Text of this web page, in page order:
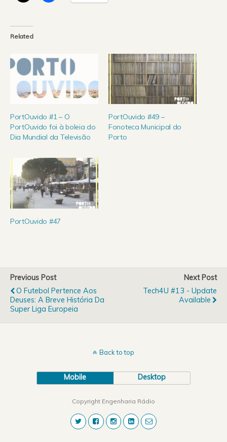
Related
PortOuvido #1 – O
PortOuvido foi à boleia do
Dia Mundial da Televisão
PortOuvido #49 –
Fonoteca Municipal do
Porto
PortOuvido #47
Previous Post
O Futebol Pertence Aos
Deuses: A Breve História Da
Super Liga Europeia
Next Post
Tech4U #13 - Update
Available
Back to top
Mobile Desktop
Copyright Engenharia Rádio